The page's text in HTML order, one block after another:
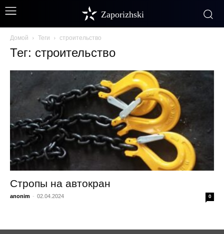
Zaporizhski
Домой Теги строительство
Тег: строительство
Стропы на автокран
anonim - 02.04.2024 0